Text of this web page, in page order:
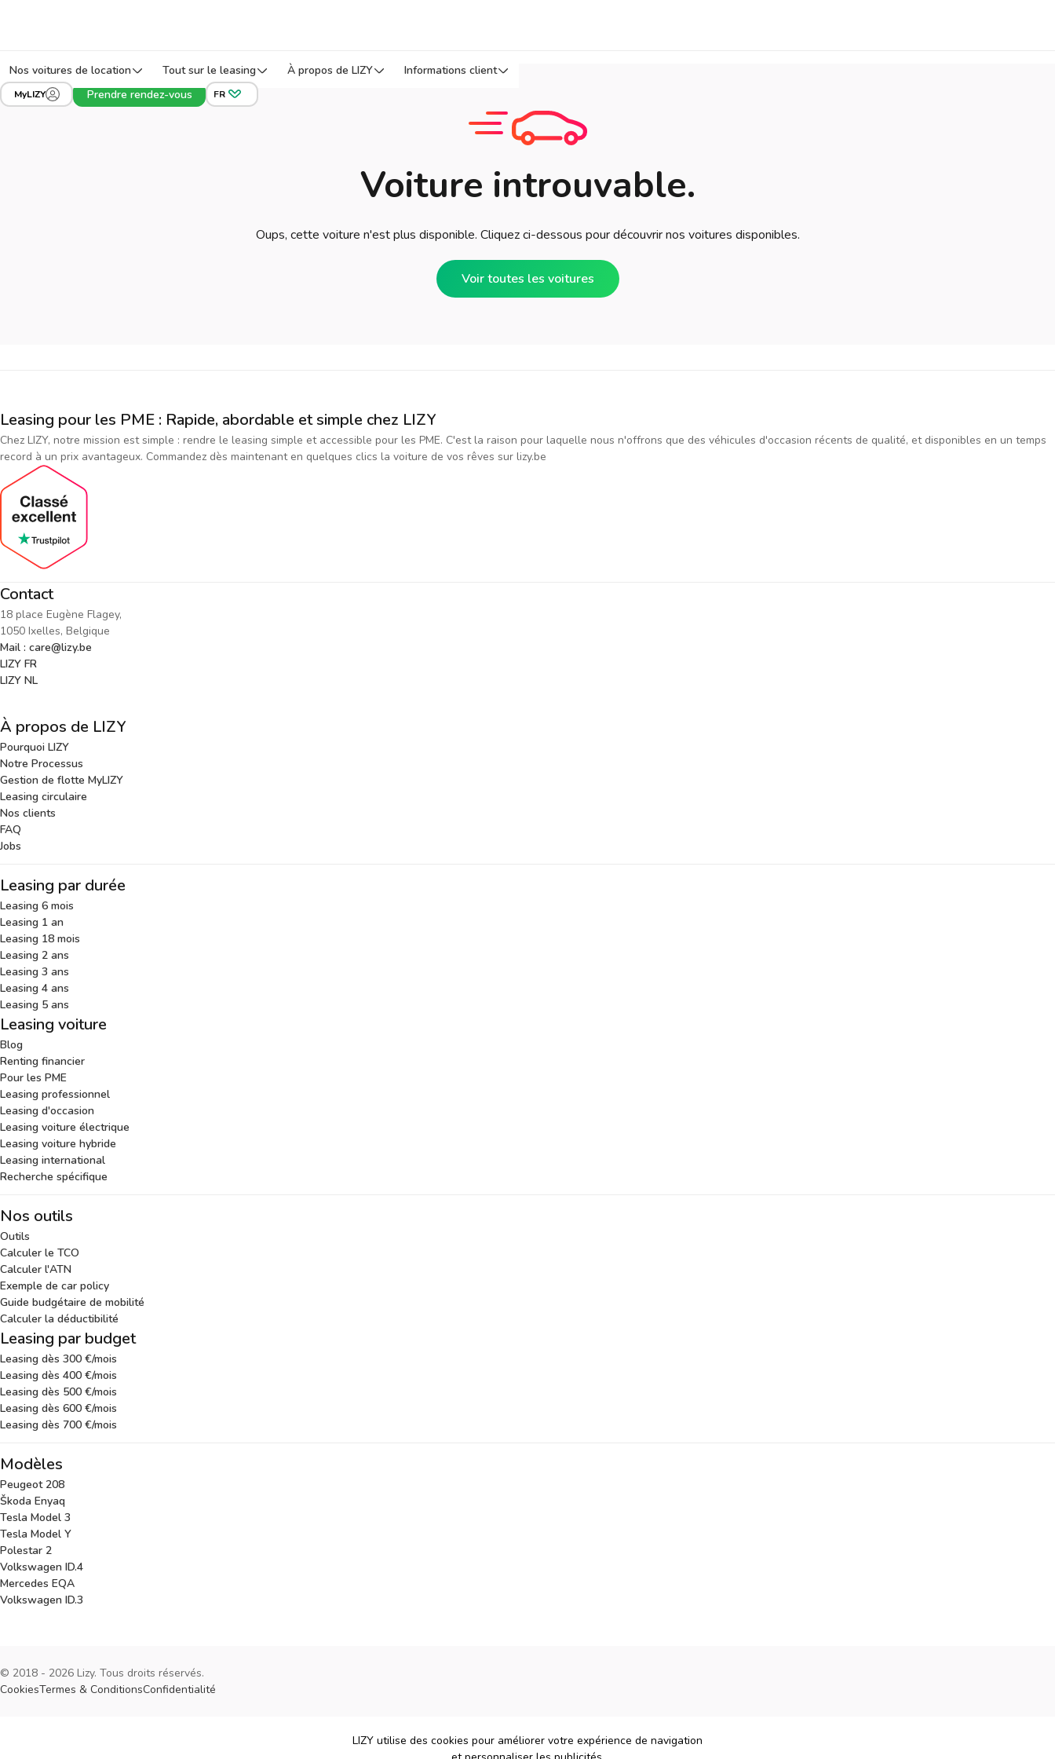
Nos voitures de location Tout sur le leasing À propos de LIZY Informations client
MyLIZY Prendre rendez-vous FR
Voiture introuvable.
Oups, cette voiture n'est plus disponible. Cliquez ci-dessous pour découvrir nos voitures disponibles.
Voir toutes les voitures
Leasing pour les PME : Rapide, abordable et simple chez LIZY
Chez LIZY, notre mission est simple : rendre le leasing simple et accessible pour les PME. C'est la raison pour laquelle nous n'offrons que des véhicules d'occasion récents de qualité, et disponibles en un temps
record à un prix avantageux. Commandez dès maintenant en quelques clics la voiture de vos rêves sur lizy.be
Contact
18 place Eugène Flagey,
1050 Ixelles, Belgique
Mail : care@lizy.be
LIZY FR
LIZY NL
À propos de LIZY
Pourquoi LIZY
Notre Processus
Gestion de flotte MyLIZY
Leasing circulaire
Nos clients
FAQ
Jobs
Leasing par durée
Leasing 6 mois
Leasing 1 an
Leasing 18 mois
Leasing 2 ans
Leasing 3 ans
Leasing 4 ans
Leasing 5 ans
Leasing voiture
Blog
Renting financier
Pour les PME
Leasing professionnel
Leasing d'occasion
Leasing voiture électrique
Leasing voiture hybride
Leasing international
Recherche spécifique
Nos outils
Outils
Calculer le TCO
Calculer l'ATN
Exemple de car policy
Guide budgétaire de mobilité
Calculer la déductibilité
Leasing par budget
Leasing dès 300 €/mois
Leasing dès 400 €/mois
Leasing dès 500 €/mois
Leasing dès 600 €/mois
Leasing dès 700 €/mois
Modèles
Peugeot 208
Škoda Enyaq
Tesla Model 3
Tesla Model Y
Polestar 2
Volkswagen ID.4
Mercedes EQA
Volkswagen ID.3
© 2018 - 2026 Lizy. Tous droits réservés.
CookiesTermes & ConditionsConfidentialité
LIZY utilise des cookies pour améliorer votre expérience de navigation